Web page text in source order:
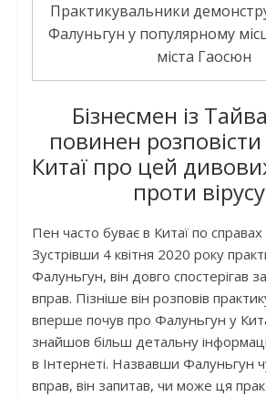
Практикувальники
Фалуньгун у популярному
міста Гаосюн
Бізнесмен із
повинен
Китаї про цей
проти
Пен часто буває в Китаї по справах
Зустрівши 4 квітня 2020 року
Фалуньгун, він довго спостерігав
вправ. Пізніше він розповів
вперше почув про Фалуньгун у
знайшов більш детальну
в Інтернеті. Назвавши
вправ, він запитав, чи може ця